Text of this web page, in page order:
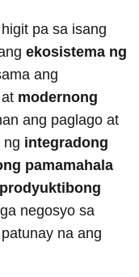
pa sa isang
ekosistema ng
ang
modernong
ang paglago at
ng integradong
pamamahala
prodyuktibong
negosyo sa
na ang